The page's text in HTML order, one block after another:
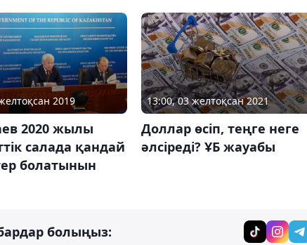
2019
2020 жылы
салада қандай
болатынын
13:00, 03 желтоқсан 2021
Доллар өсіп, теңге неге
әлсіреді? ҰБ жауабы
болыңыз: